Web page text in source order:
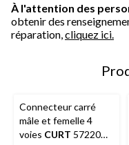
À l'attention des
obtenir des
réparation, cliquez ici.
Connecteur carré
mâle et femelle 4
voies CURT 57220